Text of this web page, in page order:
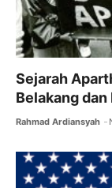
Sejarah
Belakang
Rahmad Ardiansyah